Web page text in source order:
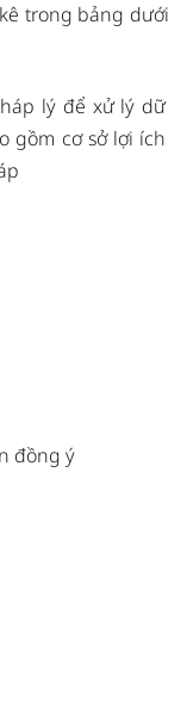
trong bảng dưới
lý để xử lý dữ
gồm cơ sở lợi ích
đồng ý